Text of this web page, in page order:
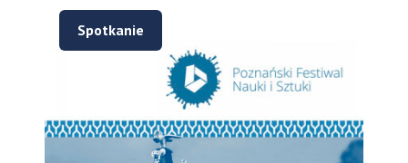
Spotkanie